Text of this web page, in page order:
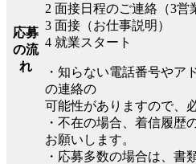
応募
の流
れ
2 面接日程のご連絡（3営
3 面接（お仕事説明）
4 就業スタート
・知らない電話番号やア
の連絡の
可能性がありますので、
・不在の場合、着信履歴
お願いします。
・応募多数の場合は、書